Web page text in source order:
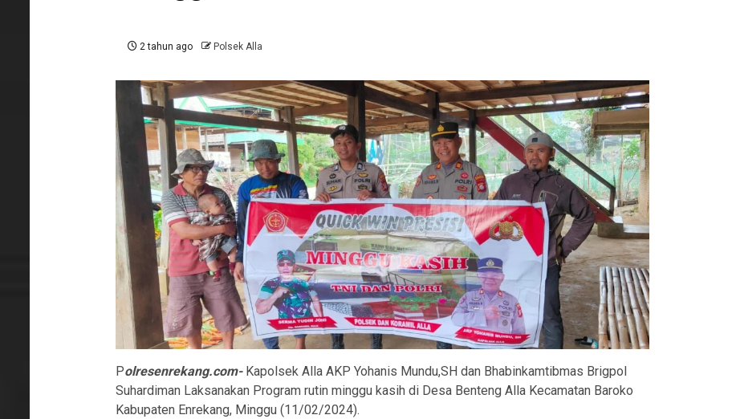
2 tahun ago Polsek Alla
Polresenrekang.com-Kapolsek Alla AKP Yohanis Mundu,SH dan Bhabinkamtibmas Brigpol
Suhardiman Laksanakan Program rutin minggu kasih di Desa Benteng Alla Kecamatan Baroko
Kabupaten Enrekang, Minggu (11/02/2024).